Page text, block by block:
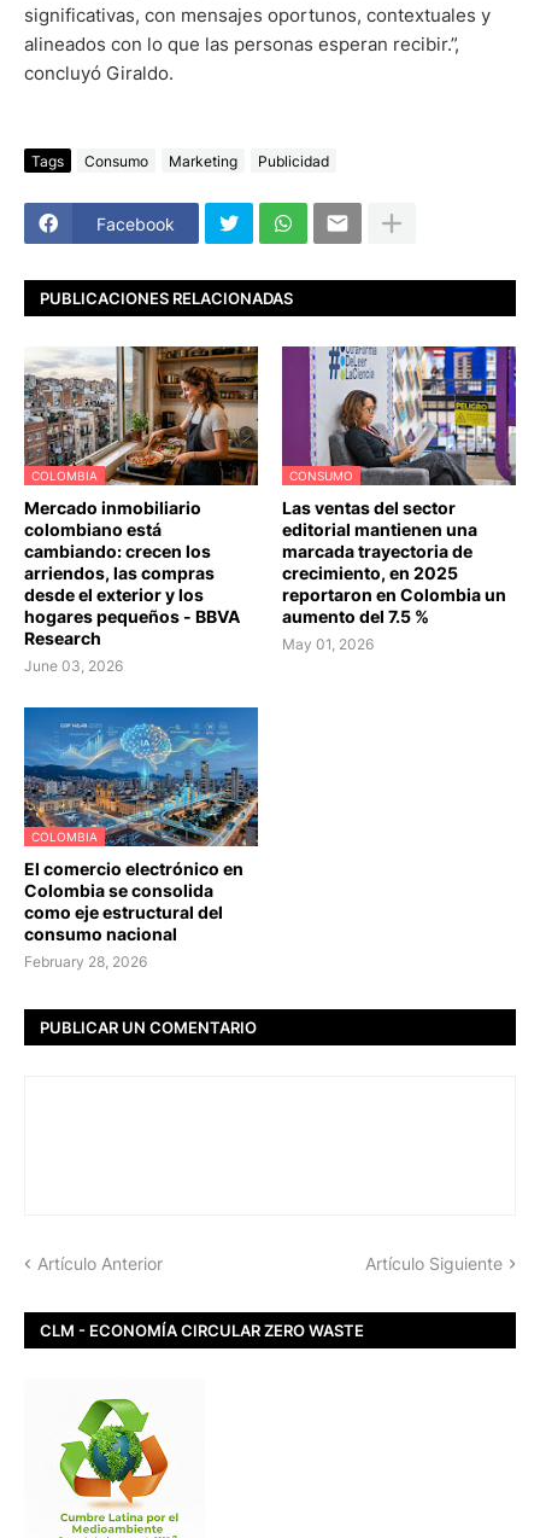
significativas, con mensajes oportunos, contextuales y
alineados con lo que las personas esperan recibir.”,
concluyó Giraldo.
Tags Consumo Marketing Publicidad
Facebook
PUBLICACIONES RELACIONADAS
COLOMBIA
Mercado inmobiliario
colombiano está
cambiando: crecen los
arriendos, las compras
desde el exterior y los
hogares pequeños - BBVA
Research
June 03, 2026
CONSUMO
Las ventas del sector
editorial mantienen una
marcada trayectoria de
crecimiento, en 2025
reportaron en Colombia un
aumento del 7.5 %
May 01, 2026
COLOMBIA
El comercio electrónico en
Colombia se consolida
como eje estructural del
consumo nacional
February 28, 2026
PUBLICAR UN COMENTARIO
Artículo Anterior Artículo Siguiente
CLM - ECONOMÍA CIRCULAR ZERO WASTE